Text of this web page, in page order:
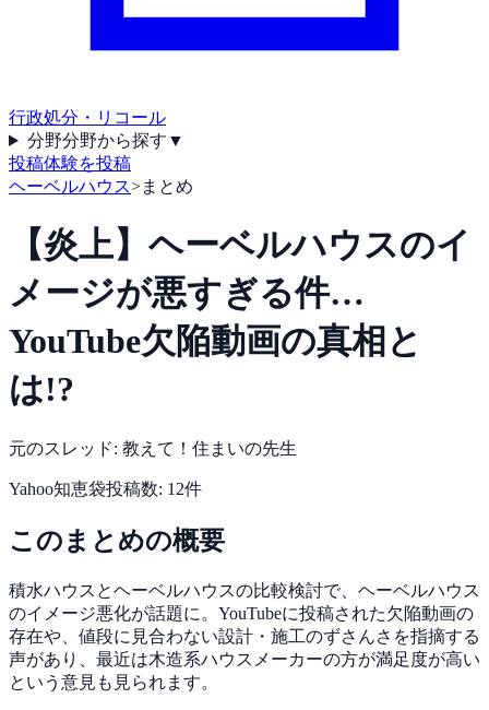
行政処分・リコール
分野分野から探す ▼
投稿体験を投稿
ヘーベルハウス>まとめ
【炎上】ヘーベルハウスのイ
メージが悪すぎる件…
YouTube欠陥動画の真相と
は!?
元のスレッド: 教えて！住まいの先生
Yahoo知恵袋投稿数: 12件
このまとめの概要
積水ハウスとヘーベルハウスの比較検討で、ヘーベルハウス
のイメージ悪化が話題に。YouTubeに投稿された欠陥動画の
存在や、値段に見合わない設計・施工のずさんさを指摘する
声があり、最近は木造系ハウスメーカーの方が満足度が高い
という意見も見られます。